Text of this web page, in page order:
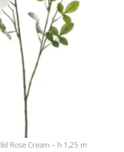
Rose Cream – h 1,25 m